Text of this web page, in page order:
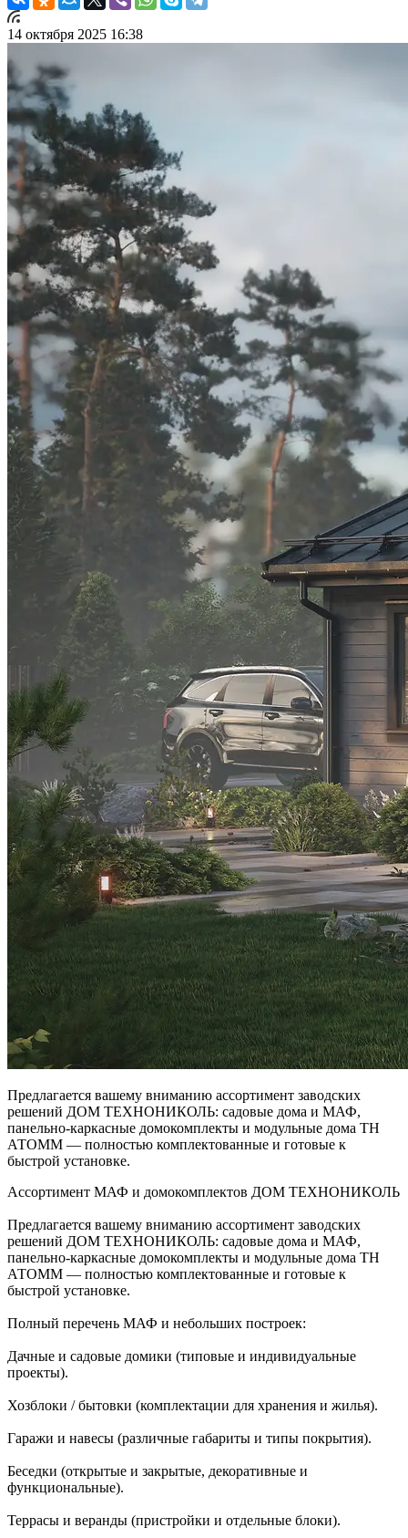
14 октября 2025 16:38
Предлагается вашему вниманию ассортимент заводских
решений ДОМ ТЕХНОНИКОЛЬ: садовые дома и МАФ,
панельно‑каркасные домокомплекты и модульные дома ТН
АТОММ — полностью комплектованные и готовые к
быстрой установке.
Ассортимент МАФ и домокомплектов ДОМ ТЕХНОНИКОЛЬ
Предлагается вашему вниманию ассортимент заводских
решений ДОМ ТЕХНОНИКОЛЬ: садовые дома и МАФ,
панельно‑каркасные домокомплекты и модульные дома ТН
АТОММ — полностью комплектованные и готовые к
быстрой установке.
Полный перечень МАФ и небольших построек:
Дачные и садовые домики (типовые и индивидуальные
проекты).
Хозблоки / бытовки (комплектации для хранения и жилья).
Гаражи и навесы (различные габариты и типы покрытия).
Беседки (открытые и закрытые, декоративные и
функциональные).
Террасы и веранды (пристройки и отдельные блоки).